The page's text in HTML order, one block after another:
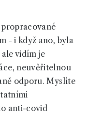
- i když ano, byla
vidím je
neuvěřitelnou
odporu. Myslíte
anti-covid